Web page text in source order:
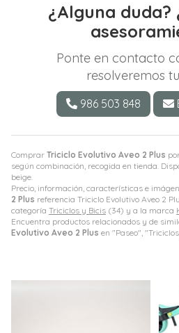
Comprar Triciclo Evolutivo Aveo 2 Plus
según combinación, recogida en tienda.
beige.
Precio, información, características e
2 Plus referencia Triciclo Evolutivo Aveo 2
categoría Triciclos y Bicis (34) y a la marca
Encuentra productos relacionados y de
Evolutivo Aveo 2 Plus en "Paseo",
¿Alguna duda?
Ponte en contacto
resolveremos
986 503 848